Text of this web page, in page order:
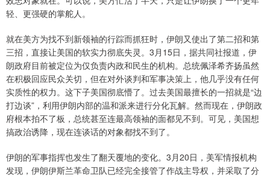
轻、更强硬的掌舵人。
就在美方为找不到新领袖的行踪而抓狂时，伊朗又使出了第二招和第
三招，直接让美国的软实力彻底失灵。3月15日，据共同社报道，伊
朗政府目前被定位为仅负责内政和民生的机构。总统佩泽希齐扬虽然
在积极回应民众关切，但在对外谈判和军事决策上，他几乎没有任何
实质性的权力。这下子美国彻底懵了。过去美国最擅长的一招就是“边
打边谈”，利用伊朗内部的温和派来进行分化瓦解。然而现在，伊朗政
府根本拍不了板，总统甚至连最高领袖的面都见不到。可见，美国想
搞政治诱降，现在连谈话的对象都找不到了。
伊朗的军事指挥也发生了翻天覆地的变化。3月20日，美军情报机构
发现，伊朗伊斯兰革命卫队已经完全接管了作战主导权，并采取了分